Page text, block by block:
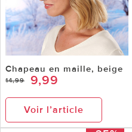
Chapeau en maille, beige
14,99 9,99
Voir l’article